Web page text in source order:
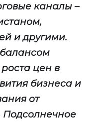
каналы –
и другими.
цен в
бизнеса и
от
Подсолнечное